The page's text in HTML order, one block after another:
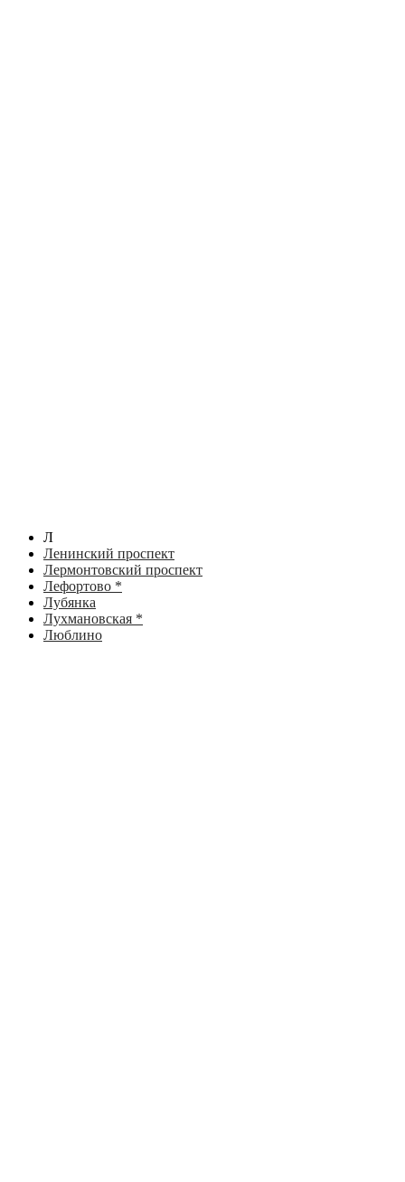
Л
Ленинский проспект
Лермонтовский проспект
Лефортово *
Лубянка
Лухмановская *
Люблино